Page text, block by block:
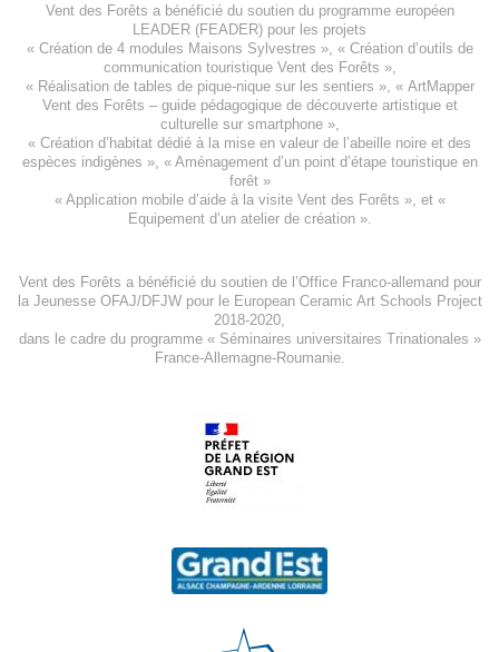
Vent des Forêts a bénéficié du soutien du programme européen
LEADER (FEADER) pour les projets
« Création de 4 modules Maisons Sylvestres », « Création d’outils de
communication touristique Vent des Forêts »,
« Réalisation de tables de pique-nique sur les sentiers », « ArtMapper
Vent des Forêts – guide pédagogique de découverte artistique et
culturelle sur smartphone »,
« Création d’habitat dédié à la mise en valeur de l’abeille noire et des
espèces indigènes », « Aménagement d’un point d’étape touristique en
forêt»
« Application mobile d’aide à la visite Vent des Forêts », et «
Equipement d’un atelier de création».
Vent des Forêts a bénéficié du soutien de l’Office Franco-allemand pour
la Jeunesse OFAJ/DFJWpour leEuropean Ceramic Art Schools Project
2018-2020
dans le cadre du programme « Séminaires universitaires Trinationales »
France-Allemagne-Roumanie.